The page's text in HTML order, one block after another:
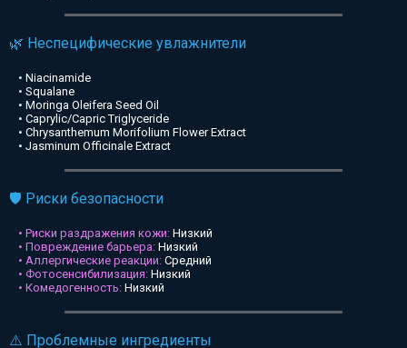
🌿 Неспецифические увлажнители
• Niacinamide
• Squalane
• Moringa Oleifera Seed Oil
• Caprylic/Capric Triglyceride
• Chrysanthemum Morifolium Flower Extract
• Jasminum Officinale Extract
🛡️ Риски безопасности
• Риски раздражения кожи: Низкий
• Повреждение барьера: Низкий
• Аллергические реакции: Средний
• Фотосенсибилизация: Низкий
• Комедогенность: Низкий
⚠️ Проблемные ингредиенты